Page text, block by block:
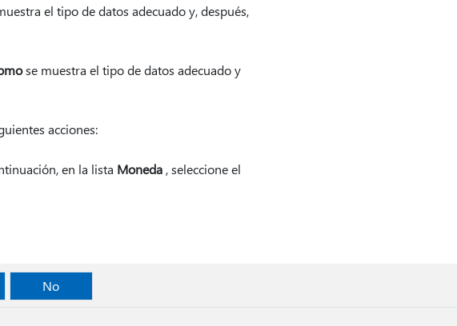
el tipo de datos adecuado y, después,
se muestra el tipo de datos adecuado y
acciones:
en la lista Moneda, seleccione el
No